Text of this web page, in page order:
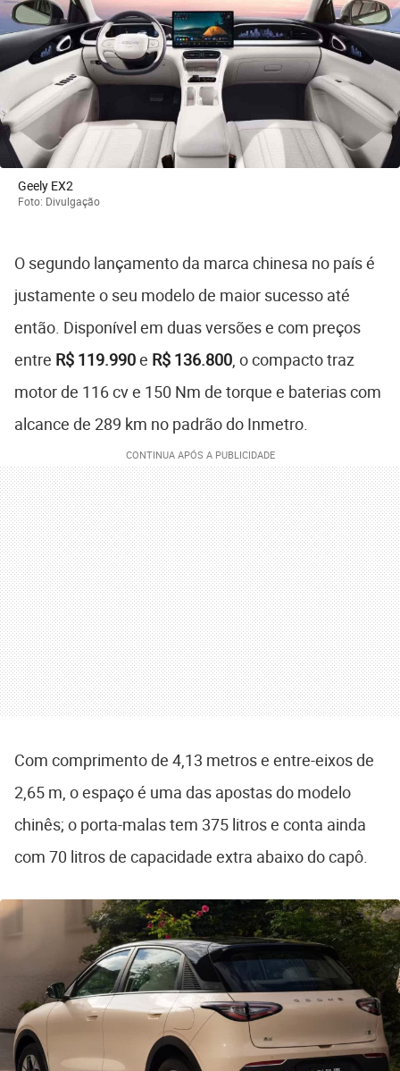
Geely EX2
Foto: Divulgação
O segundo lançamento da marca chinesa no país é
justamente o seu modelo de maior sucesso até
então. Disponível em duas versões e com preços
entre R$ 119.990e R$ 136.800, o compacto traz
motor de 116 cv e 150 Nm de torque e baterias com
alcance de 289 km no padrão do Inmetro.
Com comprimento de 4,13 metros e entre-eixos de
2,65 m, o espaço é uma das apostas do modelo
chinês; o porta-malas tem 375 litros e conta ainda
com 70 litros de capacidade extra abaixo do capô.